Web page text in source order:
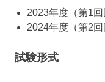
2023年度（第1回
2024年度（第2回
試験形式